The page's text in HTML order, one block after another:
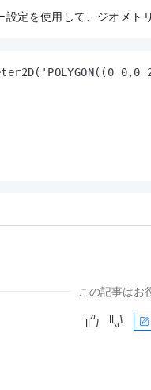
設定を使用して、ジオメト
この記事はお